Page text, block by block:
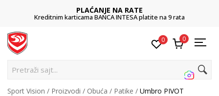
PLAĆANJE NA RATE
Kreditnim karticama BANCA INTESA platite na 9 rata
0 0
Pretraži sajt...
Sport Vision Proizvodi Obuća Patike Umbro PIVOT